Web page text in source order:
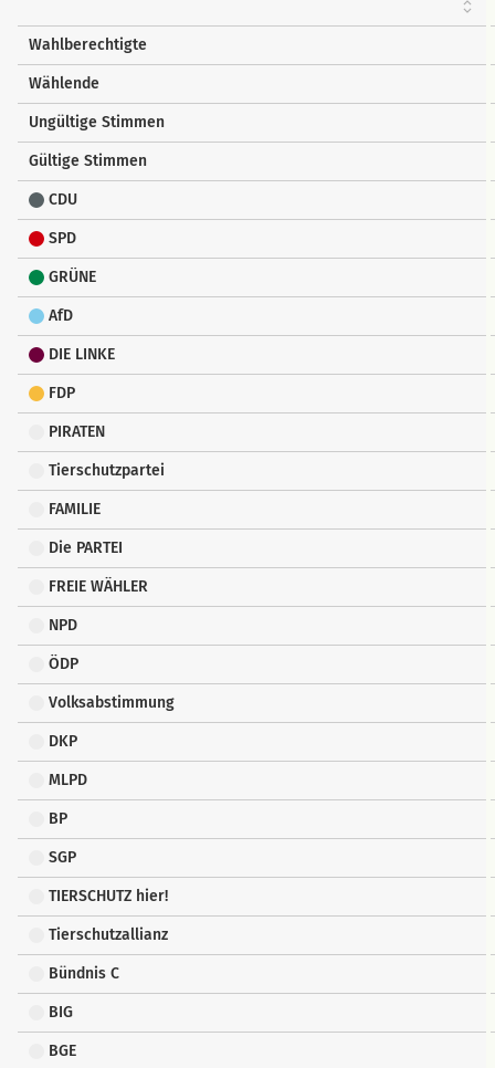
Wahlberechtigte
Wählende
Ungültige Stimmen
Gültige Stimmen
CDU
SPD
GRÜNE
AfD
DIE LINKE
FDP
PIRATEN
Tierschutzpartei
FAMILIE
Die PARTEI
FREIE WÄHLER
NPD
ÖDP
Volksabstimmung
DKP
MLPD
BP
SGP
TIERSCHUTZ hier!
Tierschutzallianz
Bündnis C
BIG
BGE